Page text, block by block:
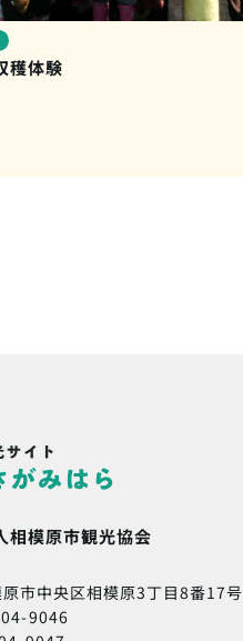
穫体験
相模原市観光協会
市中央区相模原3丁目8番17号
9046